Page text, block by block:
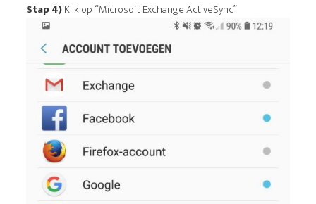
Stap 4)Klik op “Microsoft Exchange ActiveSync”